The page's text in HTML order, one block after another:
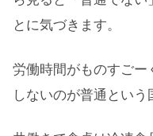
とに気づきます。
労働時間がものすごー
しないのが普通という